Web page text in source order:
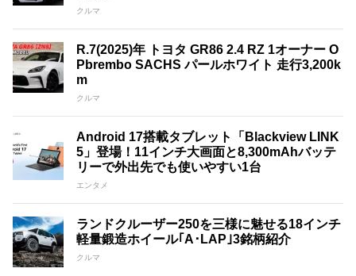
クルマ
R.7(2025)年 トヨタ GR86 2.4 RZ 1オーナー O
Pbrembo SACHS パールホワイト 走行3,200k
m
クルマ
Android 17搭載タブレット「Blackview LINK
5」登場！11インチ大画面と8,300mAhバッテ
リーで外出先でも使いやすい1台
エンタメ
ランドクルーザー250を三様に魅せる18インチ
軽量鍛造ホイール｢A･LAP｣3銘柄紹介
クルマ